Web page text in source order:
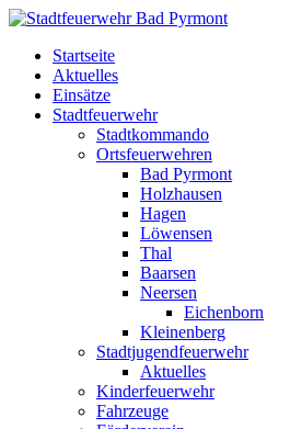
Startseite
Aktuelles
Einsätze
Stadtfeuerwehr
Stadtkommando
Ortsfeuerwehren
Bad Pyrmont
Holzhausen
Hagen
Löwensen
Thal
Baarsen
Neersen
Eichenborn
Kleinenberg
Stadtjugendfeuerwehr
Aktuelles
Kinderfeuerwehr
Fahrzeuge